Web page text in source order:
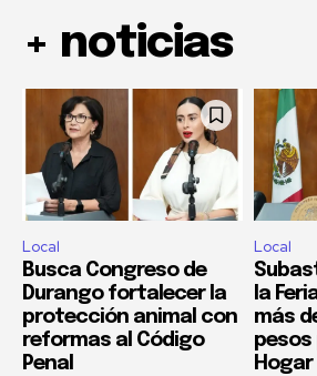
+ noticias
Local
Busca Congreso de
Durango fortalecer la
protección animal con
reformas al Código
Penal
Local
la
más
pesos
Hogar